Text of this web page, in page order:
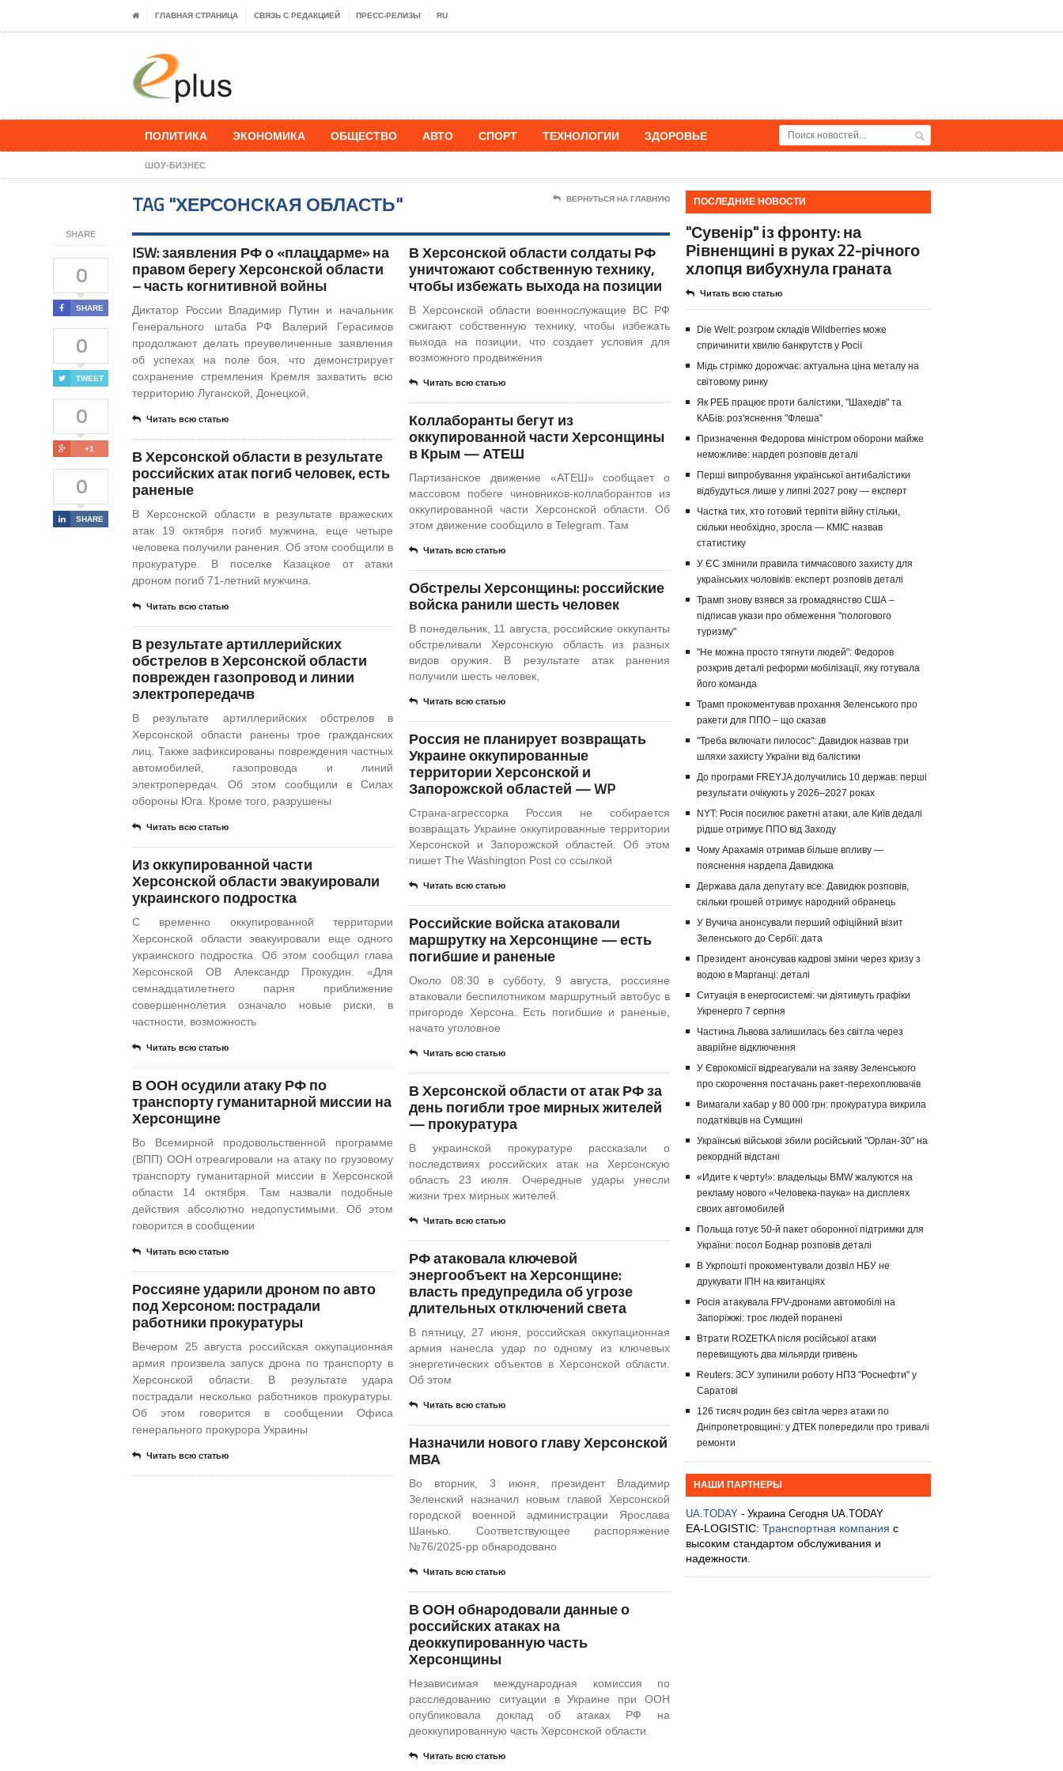
ГЛАВНАЯ СТРАНИЦА СВЯЗЬ С РЕДАКЦИЕЙ ПРЕСС-РЕЛИЗЫ RU
ПОЛИТИКА ЭКОНОМИКА ОБЩЕСТВО АВТО СПОРТ ТЕХНОЛОГИИ ЗДОРОВЬЕ
ШОУ-БИЗНЕС
SHARE
0
SHARE
0
TWEET
0
+1
0
SHARE
TAG "ХЕРСОНСКАЯ ОБЛАСТЬ" ВЕРНУТЬСЯ НА ГЛАВНУЮ
ISW: заявления РФ о «плацдарме» на
правом берегу Херсонской области
– часть когнитивной войны
Диктатор России Владимир Путин и начальник
Генерального штаба РФ Валерий Герасимов
продолжают делать преувеличенные заявления
об успехах на поле боя, что демонстрирует
сохранение стремления Кремля захватить всю
территорию Луганской, Донецкой,
Читать всю статью
В Херсонской области в результате
российских атак погиб человек, есть
раненые
В Херсонской области в результате вражеских
атак 19 октября погиб мужчина, еще четыре
человека получили ранения. Об этом сообщили в
прокуратуре. В поселке Казацкое от атаки
дроном погиб 71-летний мужчина.
Читать всю статью
В результате артиллерийских
обстрелов в Херсонской области
поврежден газопровод и линии
электропередачв
В результате артиллерийских обстрелов в
Херсонской области ранены трое гражданских
лиц. Также зафиксированы повреждения частных
автомобилей, газопровода и линий
электропередач. Об этом сообщили в Силах
обороны Юга. Кроме того, разрушены
Читать всю статью
Из оккупированной части
Херсонской области эвакуировали
украинского подростка
С временно оккупированной территории
Херсонской области эвакуировали еще одного
украинского подростка. Об этом сообщил глава
Херсонской ОВ Александр Прокудин. «Для
семнадцатилетнего парня приближение
совершеннолетия означало новые риски, в
частности, возможность
Читать всю статью
В ООН осудили атаку РФ по
транспорту гуманитарной миссии на
Херсонщине
Во Всемирной продовольственной программе
(ВПП) ООН отреагировали на атаку по грузовому
транспорту гуманитарной миссии в Херсонской
области 14 октября. Там назвали подобные
действия абсолютно недопустимыми. Об этом
говорится в сообщении
Читать всю статью
Россияне ударили дроном по авто
под Херсоном: пострадали
работники прокуратуры
Вечером 25 августа российская оккупационная
армия произвела запуск дрона по транспорту в
Херсонской области. В результате удара
пострадали несколько работников прокуратуры.
Об этом говорится в сообщении Офиса
генерального прокурора Украины
Читать всю статью
В Херсонской области солдаты РФ
уничтожают собственную технику,
чтобы избежать выхода на позиции
В Херсонской области военнослужащие ВС РФ
сжигают собственную технику, чтобы избежать
выхода на позиции, что создает условия для
возможного продвижения
Читать всю статью
Коллаборанты бегут из
оккупированной части Херсонщины
в Крым — АТЕШ
Партизанское движение «АТЕШ» сообщает о
массовом побеге чиновников-коллаборантов из
оккупированной части Херсонской области. Об
этом движение сообщило в Telegram. Там
Читать всю статью
Обстрелы Херсонщины: российские
войска ранили шесть человек
В понедельник, 11 августа, российские оккупанты
обстреливали Херсонскую область из разных
видов оружия. В результате атак ранения
получили шесть человек,
Читать всю статью
Россия не планирует возвращать
Украине оккупированные
территории Херсонской и
Запорожской областей — WP
Страна-агрессорка Россия не собирается
возвращать Украине оккупированные территории
Херсонской и Запорожской областей. Об этом
пишет The Washington Post со ссылкой
Читать всю статью
Российские войска атаковали
маршрутку на Херсонщине — есть
погибшие и раненые
Около 08:30 в субботу, 9 августа, россияне
атаковали беспилотником маршрутный автобус в
пригороде Херсона. Есть погибшие и раненые,
начато уголовное
Читать всю статью
В Херсонской области от атак РФ за
день погибли трое мирных жителей
— прокуратура
В украинской прокуратуре рассказали о
последствиях российских атак на Херсонскую
область 23 июля. Очередные удары унесли
жизни трех мирных жителей.
Читать всю статью
РФ атаковала ключевой
энергообъект на Херсонщине:
власть предупредила об угрозе
длительных отключений света
В пятницу, 27 июня, российская оккупационная
армия нанесла удар по одному из ключевых
энергетических объектов в Херсонской области.
Об этом
Читать всю статью
​Назначили нового главу Херсонской
МВА
Во вторник, 3 июня, президент Владимир
Зеленский назначил новым главой Херсонской
городской военной администрации Ярослава
Шанько. Соответствующее распоряжение
№76/2025-pp обнародовано
Читать всю статью
В ООН обнародовали данные о
российских атаках на
деоккупированную часть
Херсонщины
Независимая международная комиссия по
расследованию ситуации в Украине при ООН
опубликовала доклад об атаках РФ на
деоккупированную часть Херсонской области.
Читать всю статью
ПОСЛЕДНИЕ НОВОСТИ
"Сувенір" із фронту: на
Рівненщині в руках 22-річного
хлопця вибухнула граната
Читать всю статью
Die Welt: розгром складів Wildberries може
спричинити хвилю банкрутств у Росії
Мідь стрімко дорожчає: актуальна ціна металу на
світовому ринку
Як РЕБ працює проти балістики, "Шахедів" та
КАБів: роз'яснення "Флеша"
Призначення Федорова міністром оборони майже
неможливе: нардеп розповів деталі
Перші випробування української антибалістики
відбудуться лише у липні 2027 року — експерт
Частка тих, хто готовий терпіти війну стільки,
скільки необхідно, зросла — КМІС назвав
статистику
У ЄС змінили правила тимчасового захисту для
українських чоловіків: експерт розповів деталі
Трамп знову взявся за громадянство США –
підписав укази про обмеження "пологового
туризму"
"Не можна просто тягнути людей": Федоров
розкрив деталі реформи мобілізації, яку готувала
його команда
Трамп прокоментував прохання Зеленського про
ракети для ППО – що сказав
"Треба включати пилосос": Давидюк назвав три
шляхи захисту України від балістики
До програми FREYJA долучились 10 держав: перші
результати очікують у 2026–2027 роках
NYT: Росія посилює ракетні атаки, але Київ дедалі
рідше отримує ППО від Заходу
Чому Арахамія отримав більше впливу —
пояснення нардепа Давидюка
Держава дала депутату все: Давидюк розповів,
скільки грошей отримує народний обранець
У Вучича анонсували перший офіційний візит
Зеленського до Сербії: дата
Президент анонсував кадрові зміни через кризу з
водою в Марганці: деталі
Ситуація в енергосистемі: чи діятимуть графіки
Укренерго 7 серпня
Частина Львова залишилась без світла через
аварійне відключення
У Єврокомісії відреагували на заяву Зеленського
про скорочення постачань ракет-перехоплювачів
Вимагали хабар у 80 000 грн: прокуратура викрила
податківців на Сумщині
Українські військові збили російський "Орлан-30" на
рекордній відстані
«Идите к черту!»: владельцы BMW жалуются на
рекламу нового «Человека-паука» на дисплеях
своих автомобилей
Польща готує 50-й пакет оборонної підтримки для
України: посол Боднар розповів деталі
В Укрпошті прокоментували дозвіл НБУ не
друкувати ІПН на квитанціях
Росія атакувала FPV-дронами автомобілі на
Запоріжжі: троє людей поранені
Втрати ROZETKA після російської атаки
перевищують два мільярди гривень
Reuters: ЗСУ зупинили роботу НПЗ "Роснефти" у
Саратові
126 тисяч родин без світла через атаки по
Дніпропетровщині: у ДТЕК попередили про тривалі
ремонти
НАШИ ПАРТНЕРЫ
UA.TODAY - Украина Сегодня UA.TODAY
EA-LOGISTIC: Транспортная компания с
высоким стандартом обслуживания и
надежности.